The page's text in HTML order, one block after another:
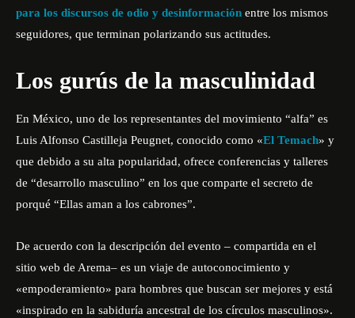
para los discursos de odio y desinformación entre los mismos
seguidores, que terminan polarizando sus actitudes.
Los gurús de la masculinidad
En México, uno de los representantes del movimiento “alfa” es
Luis Alfonso Castilleja Peugnet, conocido como «El Temach» y
que debido a su alta popularidad, ofrece conferencias y talleres
de “desarrollo masculino” en los que comparte el secreto de
porqué “Ellas aman a los cabrones”.
De acuerdo con la descripción del evento – compartida en el
sitio web de Arema– es un viaje de autoconocimiento y
«empoderamiento» para hombres que buscan ser mejores y está
«inspirado en la sabiduría ancestral de los círculos masculinos».